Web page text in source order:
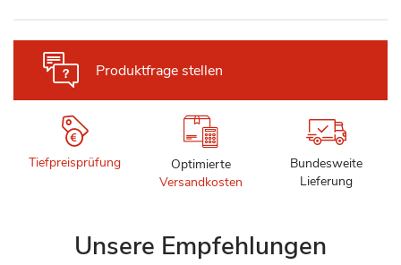
Produktfrage stellen
Tiefpreisprüfung
Optimierte
Versandkosten
Bundesweite
Lieferung
Unsere Empfehlungen